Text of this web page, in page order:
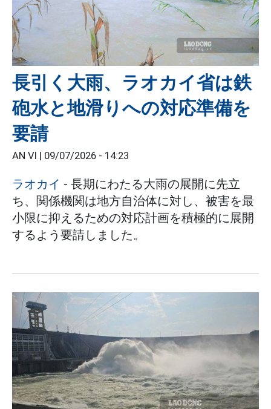
長引く大雨、ラオカイ省は鉄
砲水と地滑りへの対応準備を
要請
AN VI | 09/07/2026 - 14:23
ラオカイ - 長期にわたる大雨の展開に先立
ち、関係機関は地方自治体に対し、被害を最
小限に抑えるための対応計画を積極的に展開
するよう要請しました。